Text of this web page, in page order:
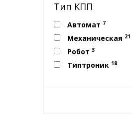
Тип КПП
Автомат 7
Механическая 21
Робот 3
Типтроник 18